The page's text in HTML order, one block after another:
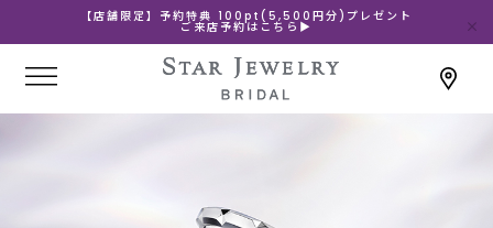
【店舗限定】予約特典 100pt(5,500円分)プレゼント
ご来店予約はこちら▶